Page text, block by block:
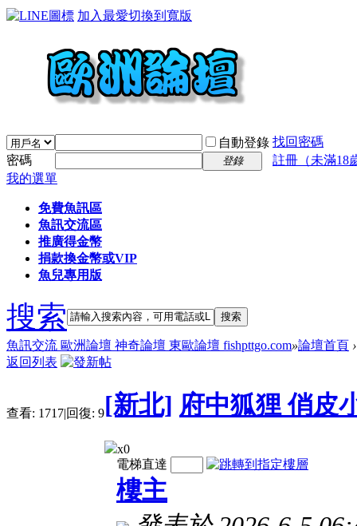
加入最愛切換到寬版
自動登錄 找回密碼
密碼
登錄
註冊（未滿18
我的選單
免費魚訊區
魚訊交流區
推廣得金幣
捐款換金幣或VIP
魚兒專用版
搜索 搜索
魚訊交流 歐洲論壇 神奇論壇 東歐論壇 fishpttgo.com»論壇首頁 ›
返回列表
查看: 1717|回復: 9[新北] 府中狐狸 俏皮
x0
電梯直達
樓主